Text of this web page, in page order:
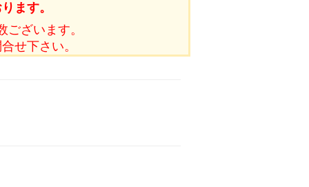
ムます。
ざいます。
せ下さい。